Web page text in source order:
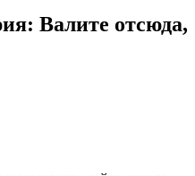
Валите отсюда,